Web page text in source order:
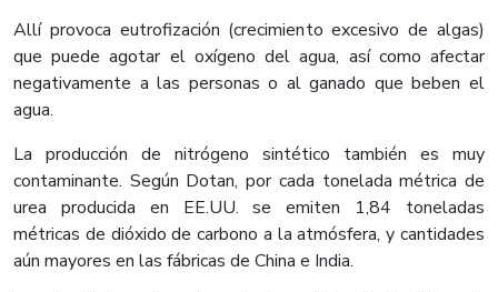
Allí provoca eutrofización (crecimiento excesivo de algas)
que puede agotar el oxígeno del agua, así como afectar
negativamente a las personas o al ganado que beben el
agua.
La producción de nitrógeno sintético también es muy
contaminante. Según Dotan, por cada tonelada métrica de
urea producida en EE.UU. se emiten 1,84 toneladas
métricas de dióxido de carbono a la atmósfera, y cantidades
aún mayores en las fábricas de China e India.